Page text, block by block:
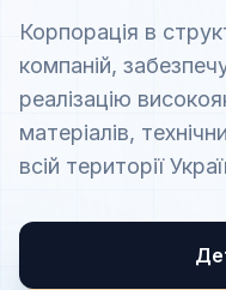
Корпорація в
компаній,
реалізацію
матеріалів,
всій території